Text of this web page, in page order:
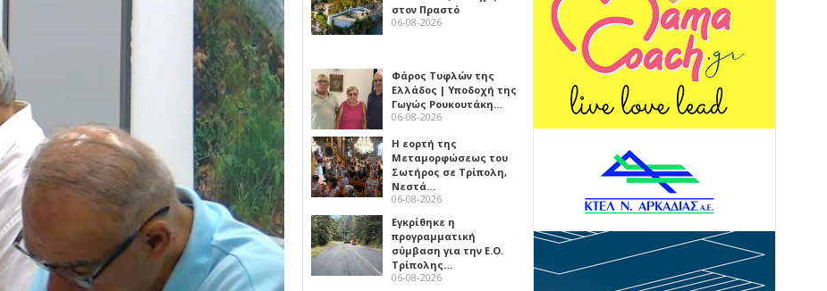
στον Πραστό
06-08-2026
Φάρος Τυφλών της
Ελλάδος | Υποδοχή της
Γωγώς Ρουκουτάκη…
06-08-2026
Η εορτή της
Μεταμορφώσεως του
Σωτήρος σε Τρίπολη,
Νεστά…
06-08-2026
Εγκρίθηκε η
προγραμματική
σύμβαση για την Ε.Ο.
Τρίπολης…
06-08-2026